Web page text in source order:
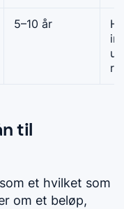
5–10 år
til
et hvilket som
om et beløp,